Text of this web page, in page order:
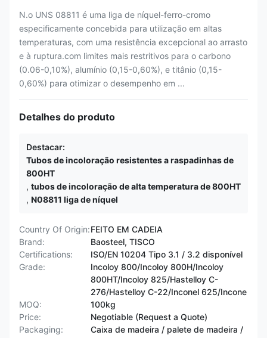
N.o UNS 08811 é uma liga de níquel-ferro-cromo
especificamente concebida para utilização em altas
temperaturas, com uma resistência excepcional ao arrasto
e à ruptura.com limites mais restritivos para o carbono
(0.06-0,10%), alumínio (0,15-0,60%), e titânio (0,15-
0,60%) para otimizar o desempenho em ...
Detalhes do produto
Destacar:
Tubos de incoloração resistentes a raspadinhas de
800HT
, tubos de incoloração de alta temperatura de 800HT
, N08811 liga de níquel
Country Of Origin:FEITO EM CADEIA
Brand:
Baosteel, TISCO
Certifications:
ISO/EN 10204 Tipo 3.1 / 3.2 disponível
Grade:
Incoloy 800/Incoloy 800H/Incoloy
800HT/Incoloy 825/Hastelloy C-
276/Hastelloy C-22/Inconel 625/Incone
MOQ:
100kg
Price:
Negotiable (Request a Quote)
Packaging:
Caixa de madeira / palete de madeira /